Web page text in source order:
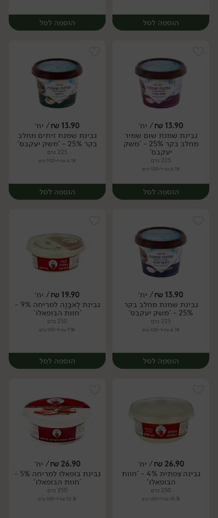
הוספה לסל
יח׳
הוספה לסל
יח׳
13.90
₪/ יח׳
גבינת שמנת שום שמיר
מחלב בקר 25% - 'משק
יעקבס'
225 גרם
6.18 ₪ ל-100 גרם
הוספה לסל
יח׳
13.90
₪/ יח׳
גבינת שמנת זיתים מחלב
בקר 25% - 'משק יעקבס'
225 גרם
6.18 ₪ ל-100 גרם
הוספה לסל
יח׳
13.90
₪/ יח׳
גבינת שמנת מחלב בקר
25% - 'משק יעקבס'
225 גרם
6.18 ₪ ל-100 גרם
הוספה לסל
יח׳
19.90
₪/ יח׳
גבינת לַאבָּנֶה למריחה 9% -
'חוות הבופאלו'
250 גרם
7.96 ₪ ל-100 גרם
הוספה לסל
יח׳
26.90
₪/ יח׳
גבינה צפתית 4% - 'חוות
הבופאלו'
250 גרם
10.76 ₪ ל-100 גרם
26.90
₪/ יח׳
גבינת בופאלו למריחה 5% -
'חוות הבופאלו'
250 גרם
10.76 ₪ ל-100 גרם